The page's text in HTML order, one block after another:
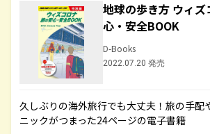
地球の歩き方 ウィ
心・安全BOOK
D-Books
2022.07.20 発売
久しぶりの海外旅行でも大丈夫！旅の手配
ニックがつまった24ページの電子書籍